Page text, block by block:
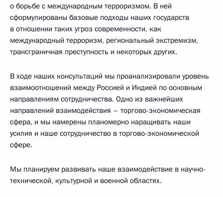
о борьбе с международным терроризмом. В ней
сформулированы базовые подходы наших государств
в отношении таких угроз современности, как
международный терроризм, региональный экстремизм,
трансграничная преступность и некоторых других.
В ходе наших консультаций мы проанализировали уровень
взаимоотношений между Россией и Индией по основным
направлениям сотрудничества. Одно из важнейших
направлений взаимодействия – торгово-экономическая
сфера, и мы намерены планомерно наращивать наши
усилия и наше сотрудничество в торгово-экономической
сфере.
Мы планируем развивать наше взаимодействие в научно-
технической, культурной и военной областях.